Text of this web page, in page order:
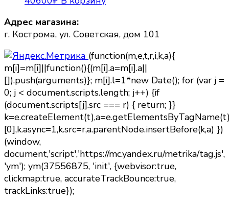
Адрес магазина:
г. Кострома, ул. Советская, дом 101
(function(m,e,t,r,i,k,a){
m[i]=m[i]||function(){(m[i].a=m[i].a||
[]).push(arguments)}; m[i].l=1*new Date(); for (var j =
0; j < document.scripts.length; j++) {if
(document.scripts[j].src === r) { return; }}
[0],k.async=1,k.src=r,a.parentNode.insertBefore(k,a) })
(window,
document,'script','https://mc.yandex.ru/metrika/tag.js',
'ym'); ym(37556875, 'init', {webvisor:true,
clickmap:true, accurateTrackBounce:true,
trackLinks:true});